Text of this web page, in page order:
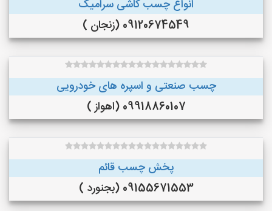
انواع چسب کاشی سرامیک
09120674549 (زنجان )
چسب صنعتی و اسپره های خودرویی
09918860107 (اهواز )
پخش چسب قائم
09155671553 (بجنورد )